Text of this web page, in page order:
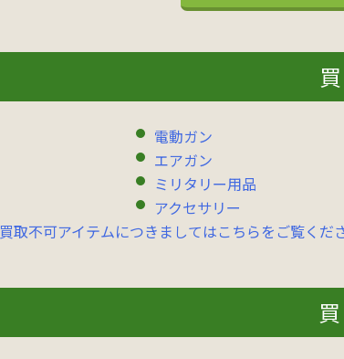
電動ガン
エアガン
ミリタリー用品
アクセサリー
買取不可アイテムにつきましてはこちらをご覧くだ